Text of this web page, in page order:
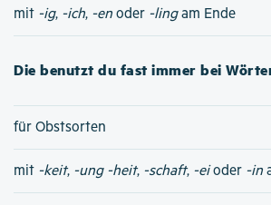
mit -ig, -ich, -en oder -lingam Ende
Die benutzt du fast immer bei
für Obstsorten
mit -keit, -ung -heit, -schaft, -eioder -in